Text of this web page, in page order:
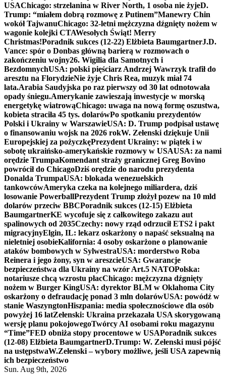
USAChicago: strzelanina w River North, 1 osoba nie żyjeD.
Trump: “miałem dobrą rozmowę z Putinem”Manewry Chin
wokół TajwanuChicago: 32-letni mężczyzna dźgnięty nożem w
wagonie kolejki CTAWesołych Świąt! Merry
Christmas!Poradnik sukces (12-22) Elżbieta BaumgartnerJ.D.
Vance: spór o Donbas główną barierą w rozmowach o
zakończeniu wojny26. Wigilia dla Samotnych i
BezdomnychUSA: polski pięściarz Andrzej Wawrzyk trafił do
aresztu na FlorydzieNie żyje Chris Rea, muzyk miał 74
lata.Arabia Saudyjska po raz pierwszy od 30 lat odnotowała
opady śniegu.Amerykanie zawieszają inwestycje w morską
energetykę wiatrowąChicago: uwaga na nową formę oszustwa,
kobieta straciła 45 tys. dolarówPo spotkaniu prezydentów
Polski i Ukrainy w WarszawieUSA: D. Trump podpisał ustawę
o finansowaniu wojsk na 2026 rokW. Zełenski dziękuje Unii
Europejskiej za pożyczkęPrezydent Ukrainy: w piątek i w
sobotę ukraińsko-amerykańskie rozmowy w USAUSA: za nami
orędzie TrumpaKomendant straży granicznej Greg Bovino
powrócił do ChicagoDziś orędzie do narodu prezydenta
Donalda TrumpaUSA: blokada wenezuelskich
tankowcówAmeryka czeka na kolejnego miliardera, dziś
losowanie PowerballPrezydent Trump złożył pozew na 10 mld
dolarów przeciw BBCPoradnik sukces (12-15) Elżbieta
BaumgartnerKE wycofuje się z całkowitego zakazu aut
spalinowych od 2035Czechy: nowy rząd odrzucił ETS2 i pakt
migracyjnyElgin, IL: lekarz oskarżony o napaść seksualną na
nieletniej osobieKalifornia: 4 osoby oskarżone o planowanie
ataków bombowych w SylwestraUSA: morderstwo Roba
Reinera i jego żony, syn w areszcieUSA: Gwarancje
bezpieczeństwa dla Ukrainy na wzór Art.5 NATOPolska:
notariusze chcą wzrostu płacChicago: mężczyzna dźgnięty
nożem w Burger KingUSA: dyrektor BLM w Oklahoma City
oskarżony o defraudację ponad 3 mln dolarówUSA: powódź w
stanie WaszyngtonHiszpania: media społecznościowe dla osób
powyżej 16 latZełenski: Ukraina przekazała USA skorygowaną
wersję planu pokojowegoTwórcy AI osobami roku magazynu
“Time”FED obniża stopy procentowe w USAPoradnik sukces
(12-08) Elżbieta BaumgartnerD.Trump: W. Zełenski musi pójść
na ustępstwaW.Zełenski – wybory możliwe, jeśli USA zapewnią
ich bezpieczeństwo
Sun. Aug 9th, 2026